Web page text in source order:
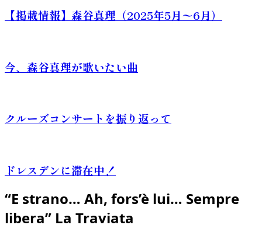
【掲載情報】森谷真理（2025年5月〜6月）
今、森谷真理が歌いたい曲
クルーズコンサートを振り返って
ドレスデンに滞在中！
“E strano… Ah, fors’è lui… Sempre
libera” La Traviata